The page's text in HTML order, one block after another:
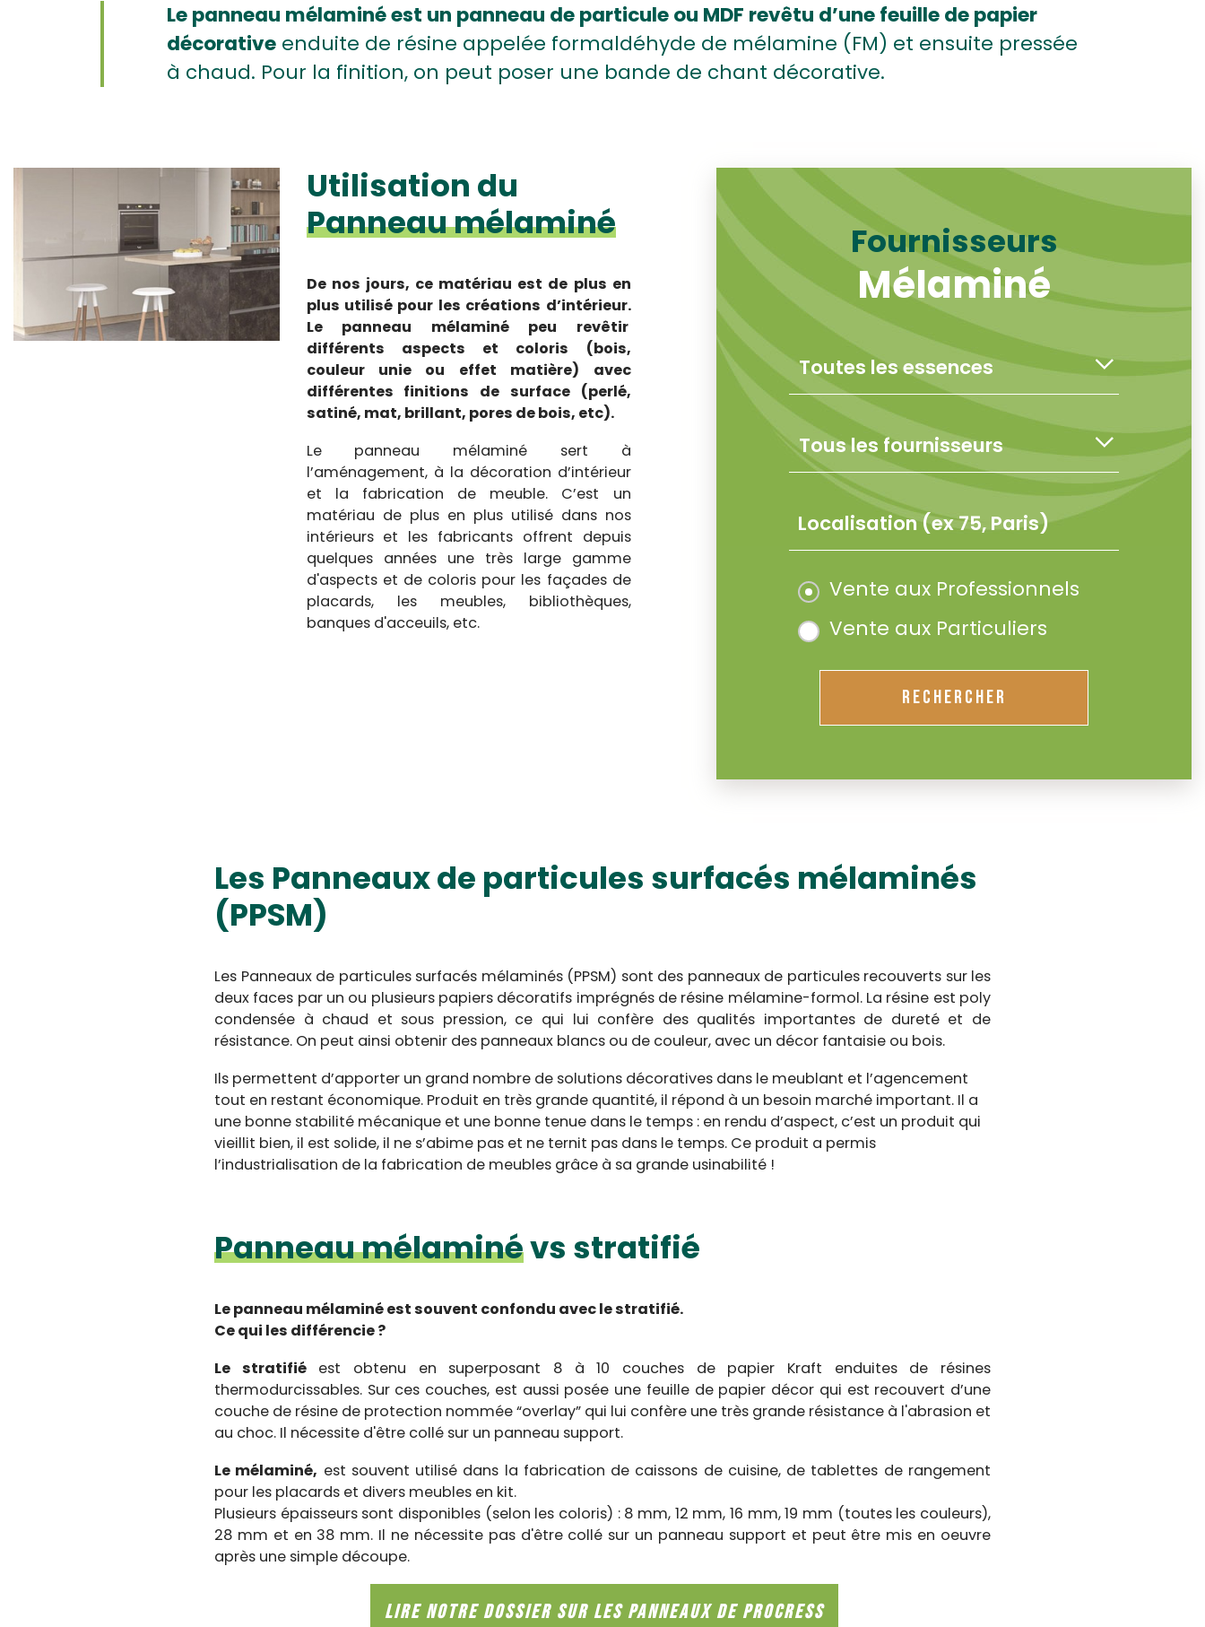
Le panneau mélaminé est un panneau de particule ou MDF revêtu d’une feuille de papier
décorative enduite de résine appelée formaldéhyde de mélamine (FM) et ensuite pressée
à chaud. Pour la finition, on peut poser une bande de chant décorative.
Utilisation du
Panneau mélaminé
De nos jours, ce matériau est de plus en
plus utilisé pour les créations d’intérieur.
Le panneau mélaminé peu revêtir
différents aspects et coloris (bois,
couleur unie ou effet matière) avec
différentes finitions de surface (perlé,
satiné, mat, brillant, pores de bois, etc).
Le panneau mélaminé sert à
l’aménagement, à la décoration d’intérieur
et la fabrication de meuble. C’est un
matériau de plus en plus utilisé dans nos
intérieurs et les fabricants offrent depuis
quelques années une très large gamme
d'aspects et de coloris pour les façades de
placards, les meubles, bibliothèques,
banques d'acceuils, etc.
Fournisseurs
Mélaminé
Vente aux Professionnels
Vente aux Particuliers
RECHERCHER
Les Panneaux de particules surfacés mélaminés
(PPSM)
Les Panneaux de particules surfacés mélaminés (PPSM) sont des panneaux de particules recouverts sur les
deux faces par un ou plusieurs papiers décoratifs imprégnés de résine mélamine-formol. La résine est poly
condensée à chaud et sous pression, ce qui lui confère des qualités importantes de dureté et de
résistance. On peut ainsi obtenir des panneaux blancs ou de couleur, avec un décor fantaisie ou bois.
Ils permettent d’apporter un grand nombre de solutions décoratives dans le meublant et l’agencement
tout en restant économique. Produit en très grande quantité, il répond à un besoin marché important. Il a
une bonne stabilité mécanique et une bonne tenue dans le temps : en rendu d’aspect, c’est un produit qui
vieillit bien, il est solide, il ne s’abime pas et ne ternit pas dans le temps. Ce produit a permis
l’industrialisation de la fabrication de meubles grâce à sa grande usinabilité !
Panneau mélaminévs stratifié
Le panneau mélaminé est souvent confondu avec le stratifié.
Ce qui les différencie ?
Le stratifiéest obtenu en superposant 8 à 10 couches de papier Kraft enduites de résines
thermodurcissables. Sur ces couches, est aussi posée une feuille de papier décor qui est recouvert d’une
couche de résine de protection nommée “overlay” qui lui confère une très grande résistance à l'abrasion et
au choc. Il nécessite d'être collé sur un panneau support.
Le mélaminé, est souvent utilisé dans la fabrication de caissons de cuisine, de tablettes de rangement
pour les placards et divers meubles en kit.
Plusieurs épaisseurs sont disponibles (selon les coloris) : 8 mm, 12 mm, 16 mm, 19 mm (toutes les couleurs),
28 mm et en 38 mm. Il ne nécessite pas d'être collé sur un panneau support et peut être mis en oeuvre
après une simple découpe.
LIRE NOTRE DOSSIER SUR LES PANNEAUX DE PROCRESS